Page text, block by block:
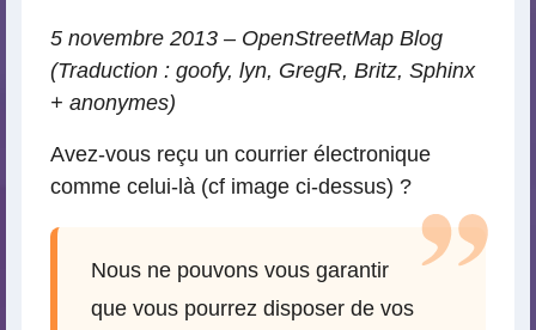
5 novembre 2013 – OpenStreetMap Blog
(Traduction : goofy, lyn, GregR, Britz, Sphinx
+ anonymes)
Avez-vous reçu un courrier électronique
comme celui-là (cf image ci-dessus) ?
Nous ne pouvons vous garantir
que vous pourrez disposer de vos